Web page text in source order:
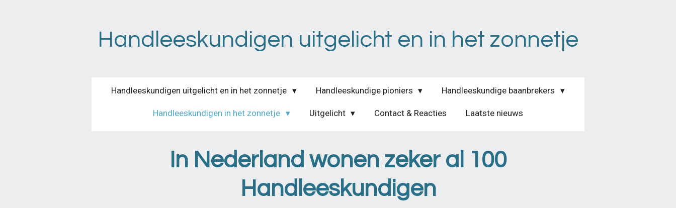
Handleeskundigen uitgelicht en in het zonnetje
Handleeskundigen uitgelicht en in het zonnetje Handleeskundige pioniers Handleeskundige baanbrekers
Handleeskundigen in het zonnetje Uitgelicht Contact & Reacties Laatste nieuws
In Nederland wonen zeker al 100
Handleeskundigen